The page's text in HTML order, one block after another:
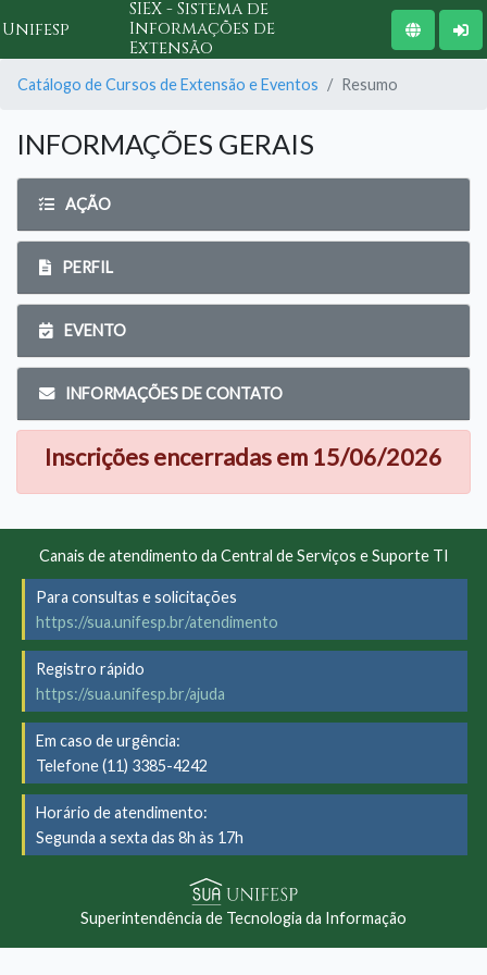
Unifesp
SIEX - Sistema de
Informações de
Extensão
Catálogo de Cursos de Extensão e Eventos Resumo
INFORMAÇÕES GERAIS
AÇÃO
PERFIL
EVENTO
INFORMAÇÕES DE CONTATO
Inscrições encerradas em 15/06/2026
Canais de atendimento da Central de Serviços e Suporte TI
Para consultas e solicitações
https://sua.unifesp.br/atendimento
Registro rápido
https://sua.unifesp.br/ajuda
Em caso de urgência:
Telefone (11) 3385-4242
Horário de atendimento:
Segunda a sexta das 8h às 17h
Superintendência de Tecnologia da Informação